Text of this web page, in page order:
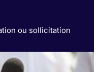
ou sollicitation